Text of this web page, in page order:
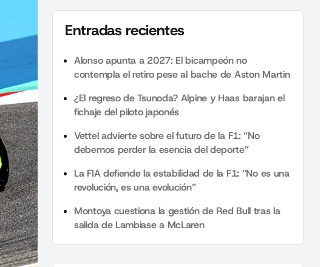
Entradas recientes
Alonso apunta a 2027: El bicampeón no
contempla el retiro pese al bache de Aston Martin
¿El regreso de Tsunoda? Alpine y Haas barajan el
fichaje del piloto japonés
Vettel advierte sobre el futuro de la F1: “No
debemos perder la esencia del deporte”
La FIA defiende la estabilidad de la F1: “No es una
revolución, es una evolución”
Montoya cuestiona la gestión de Red Bull tras la
salida de Lambiase a McLaren